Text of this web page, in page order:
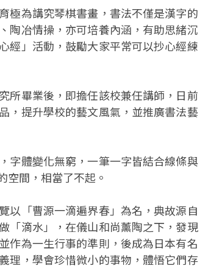
極為講究琴棋書畫，書法不僅是漢字的
陶冶情操，亦可培養內涵，有助思緒沉
經」活動，鼓勵大家平常可以抄心經練
所畢業後，即擔任該校兼任講師，日前
，提升學校的藝文風氣，並推廣書法藝
字體變化無窮，一筆一字皆結合線條與
空間，相當了不起。
以「曹源一滴遍界春」為名，典故源自
「滴水」，在儀山和尚薰陶之下，發現
作為一生行事的準則，後成為日本有名
理，學會珍惜微小的事物，體悟它們存